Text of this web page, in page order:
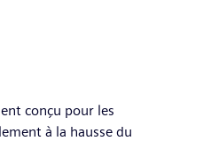
conçu pour les
à la hausse du